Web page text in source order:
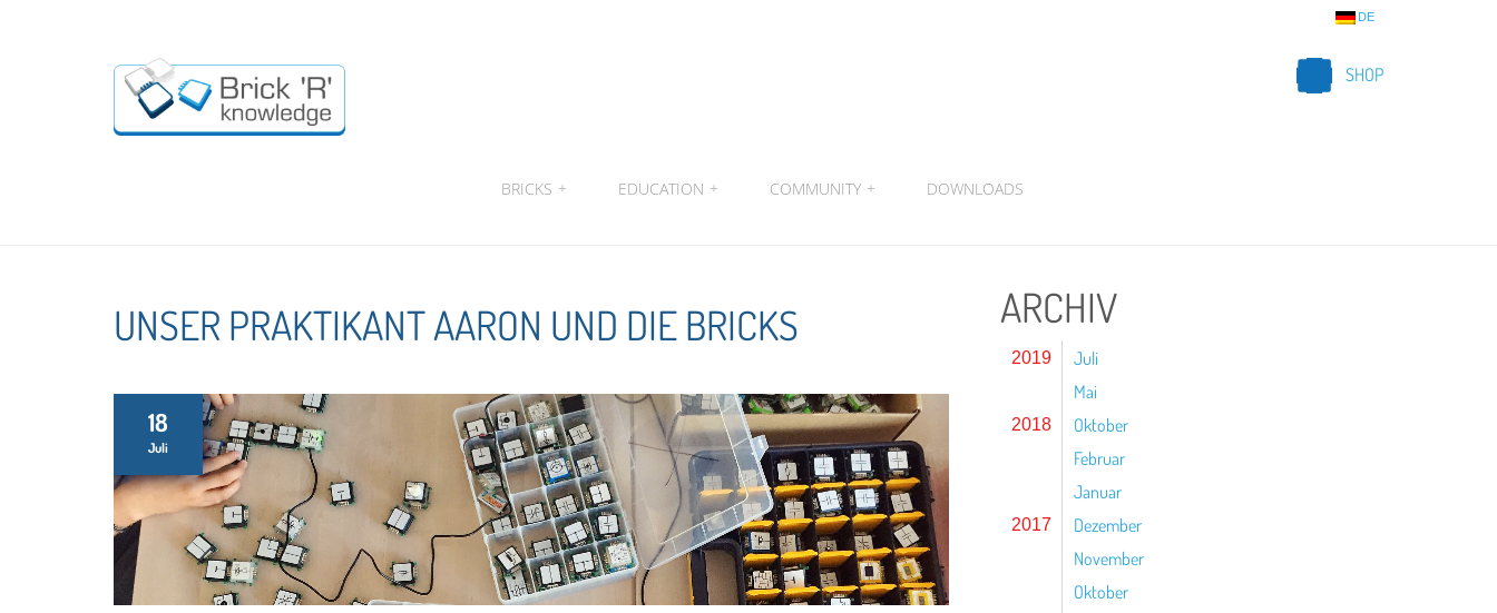
DE
SHOP
BRICKS + EDUCATION + COMMUNITY + DOWNLOADS
UNSER PRAKTIKANT AARON UND DIE BRICKS
18
Juli
ARCHIV
2019
Juli
Mai
2018
Oktober
Februar
Januar
2017
Dezember
November
Oktober